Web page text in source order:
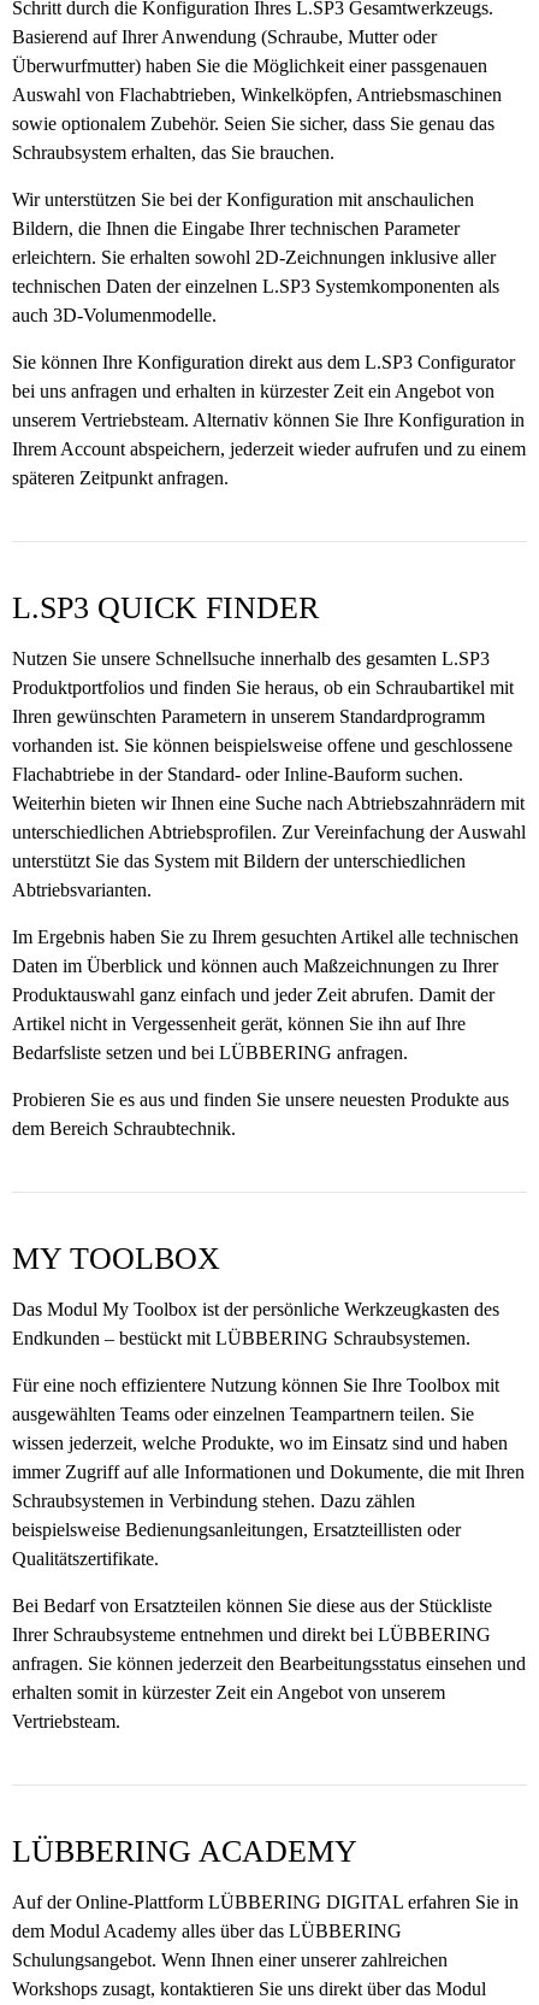
Schritt durch die Konfiguration Ihres L.SP3 Gesamtwerkzeugs.
Basierend auf Ihrer Anwendung (Schraube, Mutter oder
Überwurfmutter) haben Sie die Möglichkeit einer passgenauen
Auswahl von Flachabtrieben, Winkelköpfen, Antriebsmaschinen
sowie optionalem Zubehör. Seien Sie sicher, dass Sie genau das
Schraubsystem erhalten, das Sie brauchen.
Wir unterstützen Sie bei der Konfiguration mit anschaulichen
Bildern, die Ihnen die Eingabe Ihrer technischen Parameter
erleichtern. Sie erhalten sowohl 2D-Zeichnungen inklusive aller
technischen Daten der einzelnen L.SP3 Systemkomponenten als
auch 3D-Volumenmodelle.
Sie können Ihre Konfiguration direkt aus dem L.SP3 Configurator
bei uns anfragen und erhalten in kürzester Zeit ein Angebot von
unserem Vertriebsteam. Alternativ können Sie Ihre Konfiguration in
Ihrem Account abspeichern, jederzeit wieder aufrufen und zu einem
späteren Zeitpunkt anfragen.
L.SP3 QUICK FINDER
Nutzen Sie unsere Schnellsuche innerhalb des gesamten L.SP3
Produktportfolios und finden Sie heraus, ob ein Schraubartikel mit
Ihren gewünschten Parametern in unserem Standardprogramm
vorhanden ist. Sie können beispielsweise offene und geschlossene
Flachabtriebe in der Standard- oder Inline-Bauform suchen.
Weiterhin bieten wir Ihnen eine Suche nach Abtriebszahnrädern mit
unterschiedlichen Abtriebsprofilen. Zur Vereinfachung der Auswahl
unterstützt Sie das System mit Bildern der unterschiedlichen
Abtriebsvarianten.
Im Ergebnis haben Sie zu Ihrem gesuchten Artikel alle technischen
Daten im Überblick und können auch Maßzeichnungen zu Ihrer
Produktauswahl ganz einfach und jeder Zeit abrufen. Damit der
Artikel nicht in Vergessenheit gerät, können Sie ihn auf Ihre
Bedarfsliste setzen und bei LÜBBERING anfragen.
Probieren Sie es aus und finden Sie unsere neuesten Produkte aus
dem Bereich Schraubtechnik.
MY TOOLBOX
Das Modul My Toolbox ist der persönliche Werkzeugkasten des
Endkunden – bestückt mit LÜBBERING Schraubsystemen.
Für eine noch effizientere Nutzung können Sie Ihre Toolbox mit
ausgewählten Teams oder einzelnen Teampartnern teilen. Sie
wissen jederzeit, welche Produkte, wo im Einsatz sind und haben
immer Zugriff auf alle Informationen und Dokumente, die mit Ihren
Schraubsystemen in Verbindung stehen. Dazu zählen
beispielsweise Bedienungsanleitungen, Ersatzteillisten oder
Qualitätszertifikate.
Bei Bedarf von Ersatzteilen können Sie diese aus der Stückliste
Ihrer Schraubsysteme entnehmen und direkt bei LÜBBERING
anfragen. Sie können jederzeit den Bearbeitungsstatus einsehen und
erhalten somit in kürzester Zeit ein Angebot von unserem
Vertriebsteam.
LÜBBERING ACADEMY
Auf der Online-Plattform LÜBBERING DIGITAL erfahren Sie in
dem Modul Academy alles über das LÜBBERING
Schulungsangebot. Wenn Ihnen einer unserer zahlreichen
Workshops zusagt, kontaktieren Sie uns direkt über das Modul